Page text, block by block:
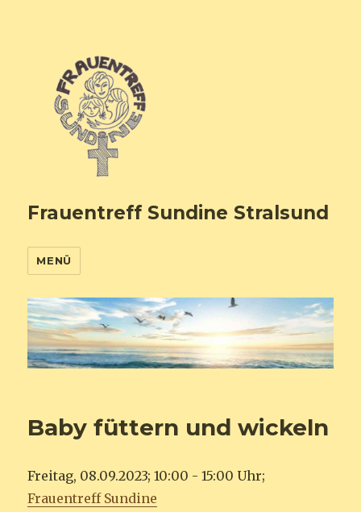
Frauentreff Sundine Stralsund
MENÜ
Baby füttern und wickeln
Freitag, 08.09.2023; 10:00 - 15:00 Uhr;
Frauentreff Sundine